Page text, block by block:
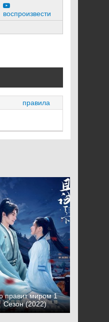
воспроизвести
правила
правит миром 1
Сезон (2022)